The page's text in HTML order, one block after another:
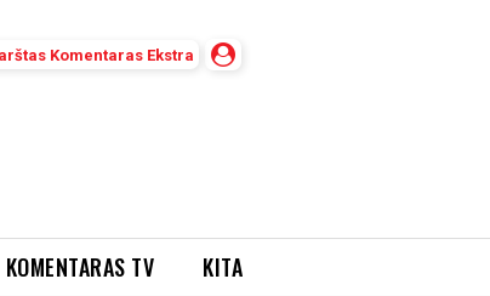
Komentaras Ekstra
KOMENTARAS TV KITA